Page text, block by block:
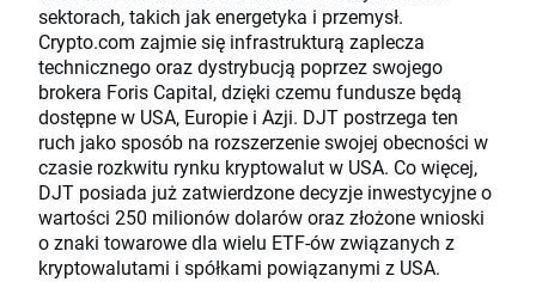
sektorach, takich jak energetyka i przemysł.
Crypto.com zajmie się infrastrukturą zaplecza
technicznego oraz dystrybucją poprzez swojego
brokera Foris Capital, dzięki czemu fundusze będą
dostępne w USA, Europie i Azji. DJT postrzega ten
ruch jako sposób na rozszerzenie swojej obecności w
czasie rozkwitu rynku kryptowalut w USA. Co więcej,
DJT posiada już zatwierdzone decyzje inwestycyjne o
wartości 250 milionów dolarów oraz złożone wnioski
o znaki towarowe dla wielu ETF-ów związanych z
kryptowalutami i spółkami powiązanymi z USA.